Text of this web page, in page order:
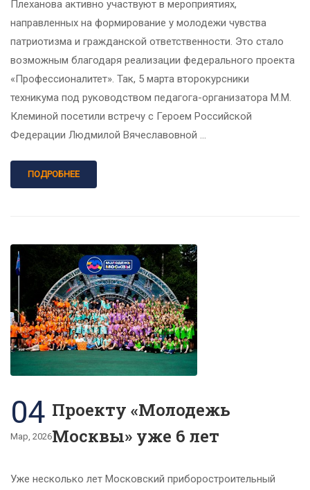
Плеханова активно участвуют в мероприятиях,
направленных на формирование у молодежи чувства
патриотизма и гражданской ответственности. Это стало
возможным благодаря реализации федерального проекта
«Профессионалитет». Так, 5 марта второкурсники
техникума под руководством педагога-организатора М.М.
Клеминой посетили встречу с Героем Российской
Федерации Людмилой Вячеславовной …
ПОДРОБНЕЕ
04
Мар, 2026
Проекту «Молодежь
Москвы» уже 6 лет
Уже несколько лет Московский приборостроительный